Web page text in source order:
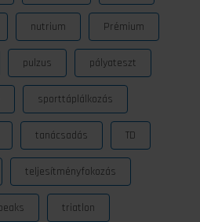
nutrium Prémium
pulzus pályateszt
sporttáplálkozás
tanácsadás TD
teljesítményfokozás
triatlon